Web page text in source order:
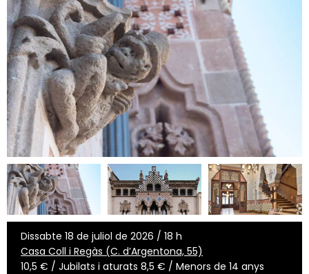
Dissabte 18 de juliol de 2026 / 18 h
Casa Coll i Regàs (C. d’Argentona, 55)
10,5 € / Jubilats i aturats 8,5 € / Menors de 14 anys